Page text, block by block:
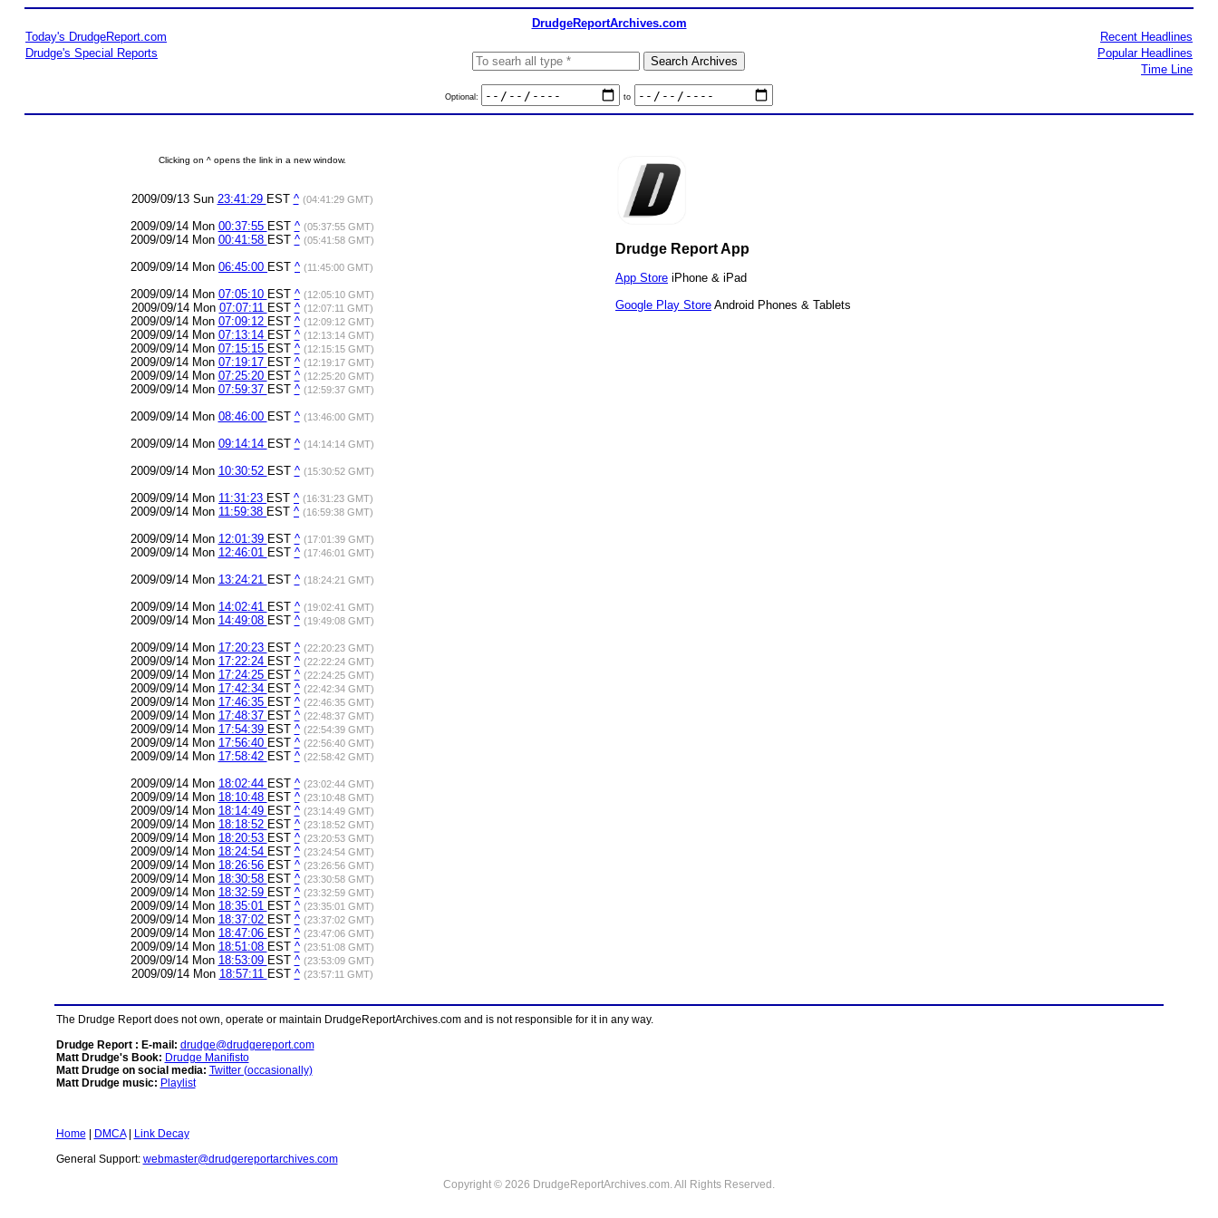
DrudgeReportArchives.com
Today's DrudgeReport.com
Drudge's Special Reports
Optional: to
Recent Headlines
Popular Headlines
Time Line
Clicking on ^ opens the link in a new window.
2009/09/13 Sun 23:41:29 EST ^ (04:41:29 GMT)
2009/09/14 Mon 00:37:55 EST ^ (05:37:55 GMT)
2009/09/14 Mon 00:41:58 EST ^ (05:41:58 GMT)
2009/09/14 Mon 06:45:00 EST ^ (11:45:00 GMT)
2009/09/14 Mon 07:05:10 EST ^ (12:05:10 GMT)
2009/09/14 Mon 07:07:11 EST ^ (12:07:11 GMT)
2009/09/14 Mon 07:09:12 EST ^ (12:09:12 GMT)
2009/09/14 Mon 07:13:14 EST ^ (12:13:14 GMT)
2009/09/14 Mon 07:15:15 EST ^ (12:15:15 GMT)
2009/09/14 Mon 07:19:17 EST ^ (12:19:17 GMT)
2009/09/14 Mon 07:25:20 EST ^ (12:25:20 GMT)
2009/09/14 Mon 07:59:37 EST ^ (12:59:37 GMT)
2009/09/14 Mon 08:46:00 EST ^ (13:46:00 GMT)
2009/09/14 Mon 09:14:14 EST ^ (14:14:14 GMT)
2009/09/14 Mon 10:30:52 EST ^ (15:30:52 GMT)
2009/09/14 Mon 11:31:23 EST ^ (16:31:23 GMT)
2009/09/14 Mon 11:59:38 EST ^ (16:59:38 GMT)
2009/09/14 Mon 12:01:39 EST ^ (17:01:39 GMT)
2009/09/14 Mon 12:46:01 EST ^ (17:46:01 GMT)
2009/09/14 Mon 13:24:21 EST ^ (18:24:21 GMT)
2009/09/14 Mon 14:02:41 EST ^ (19:02:41 GMT)
2009/09/14 Mon 14:49:08 EST ^ (19:49:08 GMT)
2009/09/14 Mon 17:20:23 EST ^ (22:20:23 GMT)
2009/09/14 Mon 17:22:24 EST ^ (22:22:24 GMT)
2009/09/14 Mon 17:24:25 EST ^ (22:24:25 GMT)
2009/09/14 Mon 17:42:34 EST ^ (22:42:34 GMT)
2009/09/14 Mon 17:46:35 EST ^ (22:46:35 GMT)
2009/09/14 Mon 17:48:37 EST ^ (22:48:37 GMT)
2009/09/14 Mon 17:54:39 EST ^ (22:54:39 GMT)
2009/09/14 Mon 17:56:40 EST ^ (22:56:40 GMT)
2009/09/14 Mon 17:58:42 EST ^ (22:58:42 GMT)
2009/09/14 Mon 18:02:44 EST ^ (23:02:44 GMT)
2009/09/14 Mon 18:10:48 EST ^ (23:10:48 GMT)
2009/09/14 Mon 18:14:49 EST ^ (23:14:49 GMT)
2009/09/14 Mon 18:18:52 EST ^ (23:18:52 GMT)
2009/09/14 Mon 18:20:53 EST ^ (23:20:53 GMT)
2009/09/14 Mon 18:24:54 EST ^ (23:24:54 GMT)
2009/09/14 Mon 18:26:56 EST ^ (23:26:56 GMT)
2009/09/14 Mon 18:30:58 EST ^ (23:30:58 GMT)
2009/09/14 Mon 18:32:59 EST ^ (23:32:59 GMT)
2009/09/14 Mon 18:35:01 EST ^ (23:35:01 GMT)
2009/09/14 Mon 18:37:02 EST ^ (23:37:02 GMT)
2009/09/14 Mon 18:47:06 EST ^ (23:47:06 GMT)
2009/09/14 Mon 18:51:08 EST ^ (23:51:08 GMT)
2009/09/14 Mon 18:53:09 EST ^ (23:53:09 GMT)
2009/09/14 Mon 18:57:11 EST ^ (23:57:11 GMT)
Drudge Report App
App Store iPhone & iPad
Google Play Store Android Phones & Tablets
The Drudge Report does not own, operate or maintain DrudgeReportArchives.com and is not responsible for it in any way.
Drudge Report : E-mail: drudge@drudgereport.com
Matt Drudge's Book: Drudge Manifisto
Matt Drudge on social media: Twitter (occasionally)
Matt Drudge music: Playlist
Home DMCA|
Link Decay
General Support: webmaster@drudgereportarchives.com
Copyright © 2026 DrudgeReportArchives.com. All Rights Reserved.